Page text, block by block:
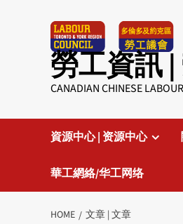
勞工資訊
CANADIAN CHINESE
資源中心 | 资源中心
華工網絡/华工网络
HOME 文章 | 文章